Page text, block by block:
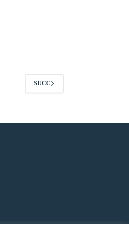
SUCC